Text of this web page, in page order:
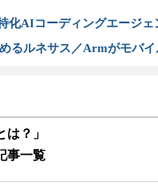
化AIコーディングエージ
るルネサス／Armがモバ
？」
事一覧